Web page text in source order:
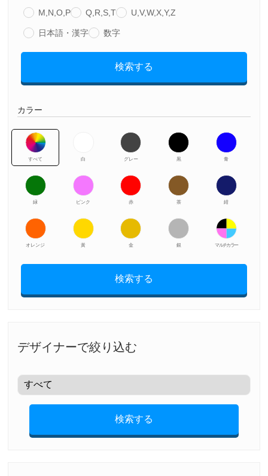
M,N,O,P Q,R,S,T U,V,W,X,Y,Z
日本語・漢字 数字
検索する
カラー
すべて 白 グレー 黒 青
緑 ピンク 赤 茶 紺
オレンジ 黃 金 銀 マルチカラー
検索する
デザイナーで絞り込む
検索する